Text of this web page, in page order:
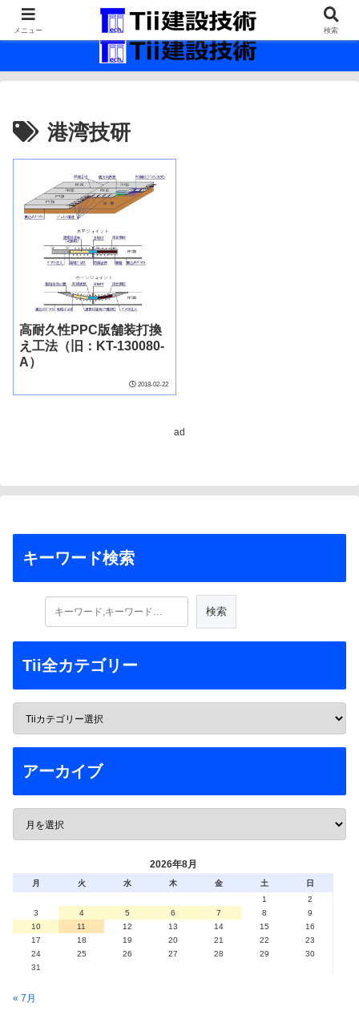
最新の建設技術の情報インフラ。
港湾技研
高耐久性PPC版舗装打換
え工法（旧：KT-130080-
A）
2018-02-22
ad
キーワード検索
Tii全カテゴリー
アーカイブ
2026年8月
月 火 水 木 金 土
日
1
2
3
4 5 6 7 8
9
10
11 12 13 14 15
16
17
18 19 20 21 22
23
24
25 26 27 28 29
30
31
« 7月
メニュー 検索